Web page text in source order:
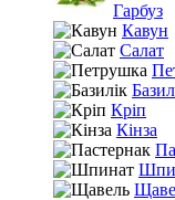
Гарбуз
Кавун
Салат
Кріп
Кінза